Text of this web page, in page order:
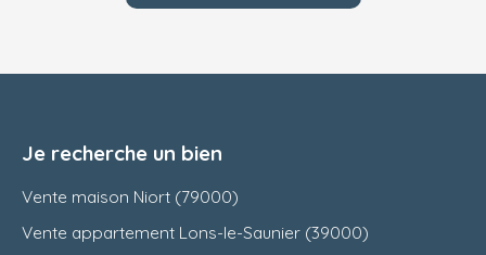
Je recherche un bien
Vente maison Niort (79000)
Vente appartement Lons-le-Saunier (39000)